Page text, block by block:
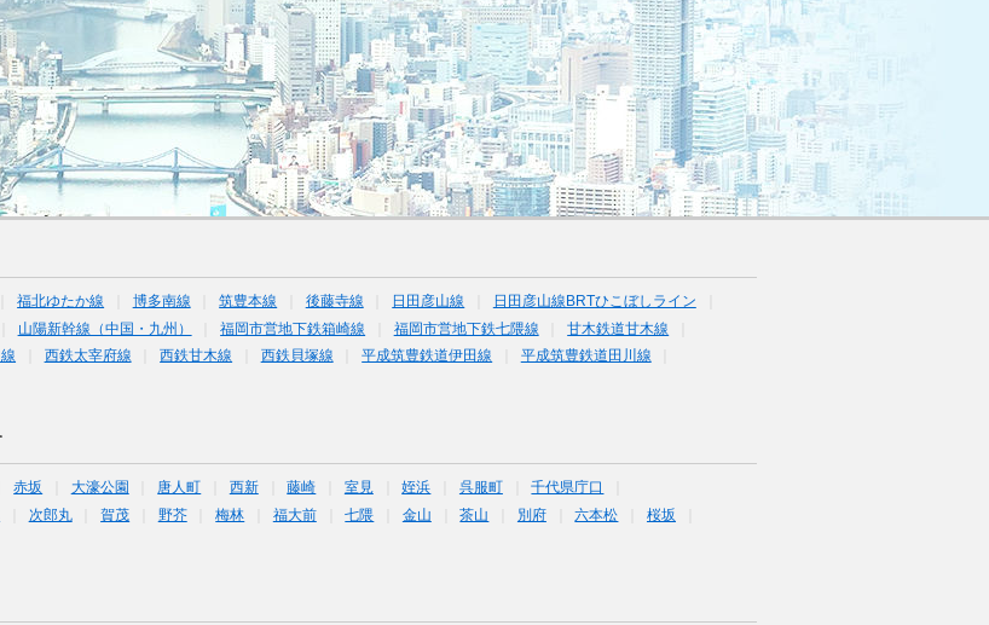
福北ゆたか線 博多南線 筑豊本線 後藤寺線 日田彦山線
日田彦山線BRTひこぼしライン
山陽新幹線（中国・九州） 福岡市営地下鉄箱崎線 福岡市営地下鉄七隈線
甘木鉄道甘木線
西鉄太宰府線 西鉄甘木線 西鉄貝塚線 平成筑豊鉄道伊田線
平成筑豊鉄道田川線
赤坂 大濠公園 唐人町 西新 藤崎 室見 姪浜 呉服町
千代県庁口
次郎丸 賀茂 野芥 梅林 福大前 七隈 金山 茶山 別府 六本松
桜坂